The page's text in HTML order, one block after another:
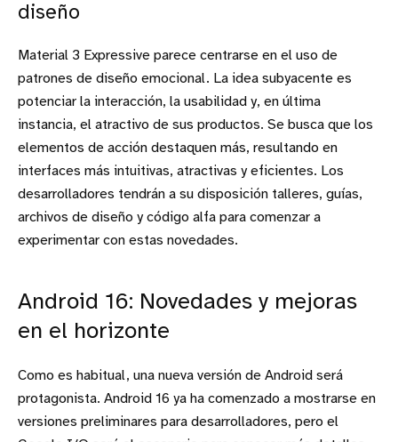
diseño
Material 3 Expressive parece centrarse en el uso de
patrones de diseño emocional. La idea subyacente es
potenciar la interacción, la usabilidad y, en última
instancia, el atractivo de sus productos. Se busca que los
elementos de acción destaquen más, resultando en
interfaces más intuitivas, atractivas y eficientes. Los
desarrolladores tendrán a su disposición talleres, guías,
archivos de diseño y código alfa para comenzar a
experimentar con estas novedades.
Android 16: Novedades y mejoras
en el horizonte
Como es habitual, una nueva versión de Android será
protagonista. Android 16 ya ha comenzado a mostrarse en
versiones preliminares para desarrolladores, pero el